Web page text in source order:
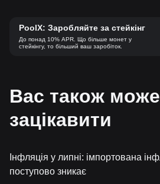
PoolX: Заробляйте за стейкінг
До понад 10% APR. Що більше монет у
стейкінгу, то більший ваш заробіток.
Вас також може
зацікавити
Інфляція у липні: імпортована
поступово зникає